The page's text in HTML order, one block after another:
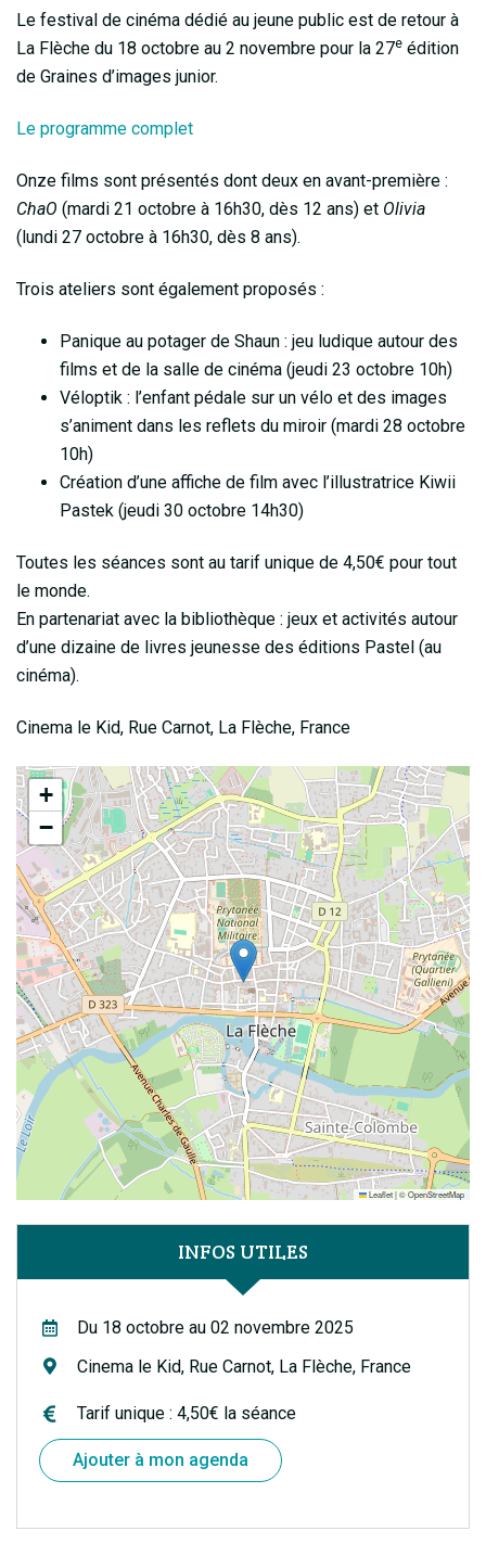
Le festival de cinéma dédié au jeune public est de retour à
La Flèche du 18 octobre au 2 novembre pour la 27e édition
de Graines d’images junior.
Le programme complet
Onze films sont présentés dont deux en avant-première :
ChaO (mardi 21 octobre à 16h30, dès 12 ans) et Olivia
(lundi 27 octobre à 16h30, dès 8 ans).
Trois ateliers sont également proposés :
Panique au potager de Shaun : jeu ludique autour des
films et de la salle de cinéma (jeudi 23 octobre 10h)
Véloptik : l’enfant pédale sur un vélo et des images
s’animent dans les reflets du miroir (mardi 28 octobre
10h)
Création d’une affiche de film avec l’illustratrice Kiwii
Pastek (jeudi 30 octobre 14h30)
Toutes les séances sont au tarif unique de 4,50€ pour tout
le monde.
En partenariat avec la bibliothèque : jeux et activités autour
d’une dizaine de livres jeunesse des éditions Pastel (au
cinéma).
Cinema le Kid, Rue Carnot, La Flèche, France
+
−
Leaflet|©OpenStreetMap
INFOS UTILES
Du 18 octobre au 02 novembre 2025
Cinema le Kid, Rue Carnot, La Flèche, France
Tarif unique : 4,50€ la séance
Ajouter à mon agenda